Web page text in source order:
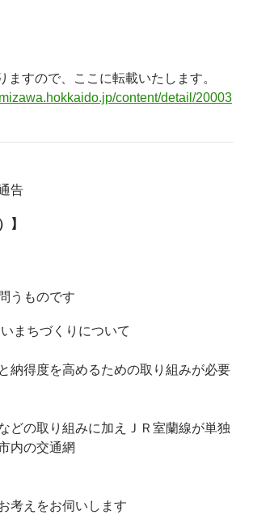
すので、ここに転載いたします。
content/detail/20003
告
】
うものです
まちづくりについて
得度を高めるための取り組みが必要
の取り組みに加えＪＲ室蘭線が単独
内の交通網
えをお伺いします